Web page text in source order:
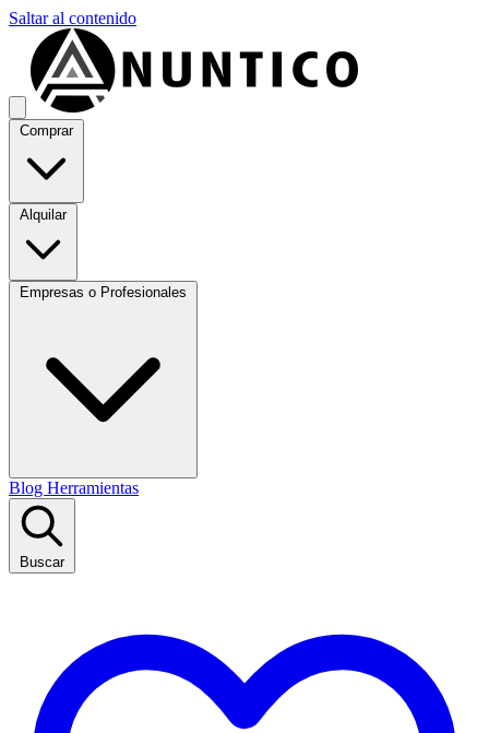
Saltar al contenido
Comprar
Alquilar
Empresas o Profesionales
Blog Herramientas
Buscar